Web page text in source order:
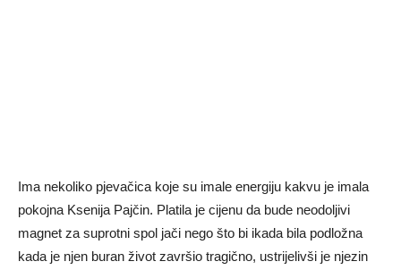
Ima nekoliko pjevačica koje su imale energiju kakvu je imala
pokojna Ksenija Pajčin. Platila je cijenu da bude neodoljivi
magnet za suprotni spol jači nego što bi ikada bila podložna
kada je njen buran život završio tragično, ustrijelivši je njezin